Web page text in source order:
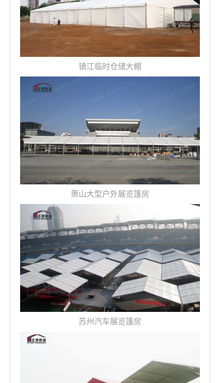
镇江临时仓储大棚
萧山大型户外展览篷房
苏州汽车展览篷房